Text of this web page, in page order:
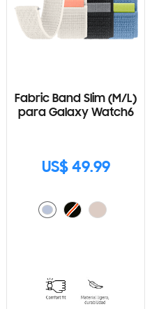
Fabric Band Slim (M/L)
para Galaxy Watch6
US$ 49.99